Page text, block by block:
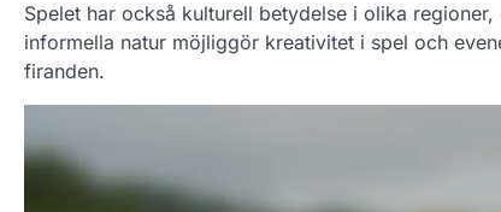
Spelet har också kulturell betydelse i olika
informella natur möjliggör kreativitet i spel och
firanden.